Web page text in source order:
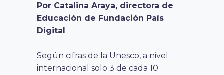
Por Catalina Araya, directora de
Educación de Fundación País
Digital
Según cifras de la Unesco, a nivel
internacional solo 3 de cada 10